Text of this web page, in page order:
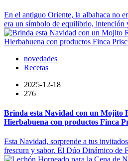
En el antiguo Oriente, la albahaca no
era un símbolo de equilibrio, intención
novedades
Recetas
2025-12-18
276
Brinda esta Navidad con un Mojito
Hierbabuena con productos Finca
Esta Navidad, sorprende a tus
frescura y sabor. El Dúo Dinámico de